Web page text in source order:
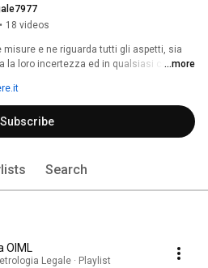
• 18 videos
e ne riguarda tutti gli aspetti, sia
la loro incertezza ed in qualsiasi campo
...more
Subscribe
Search
OIML
Legale · Playlist